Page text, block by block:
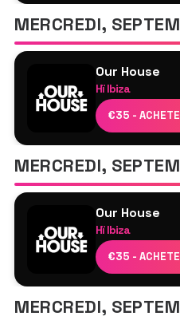
Magdalena
Kasia
Jonas Blue
Marten Lou
Mark Di Meo
MERCREDI,
Our House
Hï Ibiza
€35 -
Meduza³
James Hype
Dreya V
Jonas Blue
Butch
Ruze
MERCREDI,
Our House
Hï Ibiza
€35 -
Meduza³
James Hype
The Blessed
Jonas Blue
MERCREDI,